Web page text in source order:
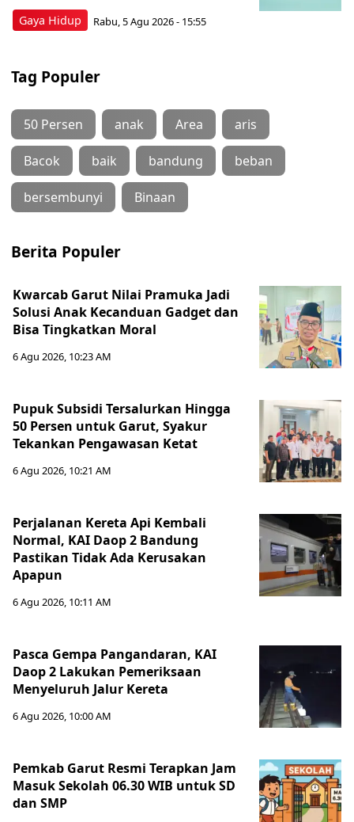
Gaya Hidup Rabu, 5 Agu 2026 - 15:55
Tag Populer
50 Persen anak Area aris
Bacok baik bandung beban
bersembunyi Binaan
Berita Populer
Kwarcab Garut Nilai Pramuka Jadi
Solusi Anak Kecanduan Gadget dan
Bisa Tingkatkan Moral
6 Agu 2026, 10:23 AM
Pupuk Subsidi Tersalurkan Hingga
50 Persen untuk Garut, Syakur
Tekankan Pengawasan Ketat
6 Agu 2026, 10:21 AM
Perjalanan Kereta Api Kembali
Normal, KAI Daop 2 Bandung
Pastikan Tidak Ada Kerusakan
Apapun
6 Agu 2026, 10:11 AM
Pasca Gempa Pangandaran, KAI
Daop 2 Lakukan Pemeriksaan
Menyeluruh Jalur Kereta
6 Agu 2026, 10:00 AM
Pemkab Garut Resmi Terapkan Jam
Masuk Sekolah 06.30 WIB untuk SD
dan SMP